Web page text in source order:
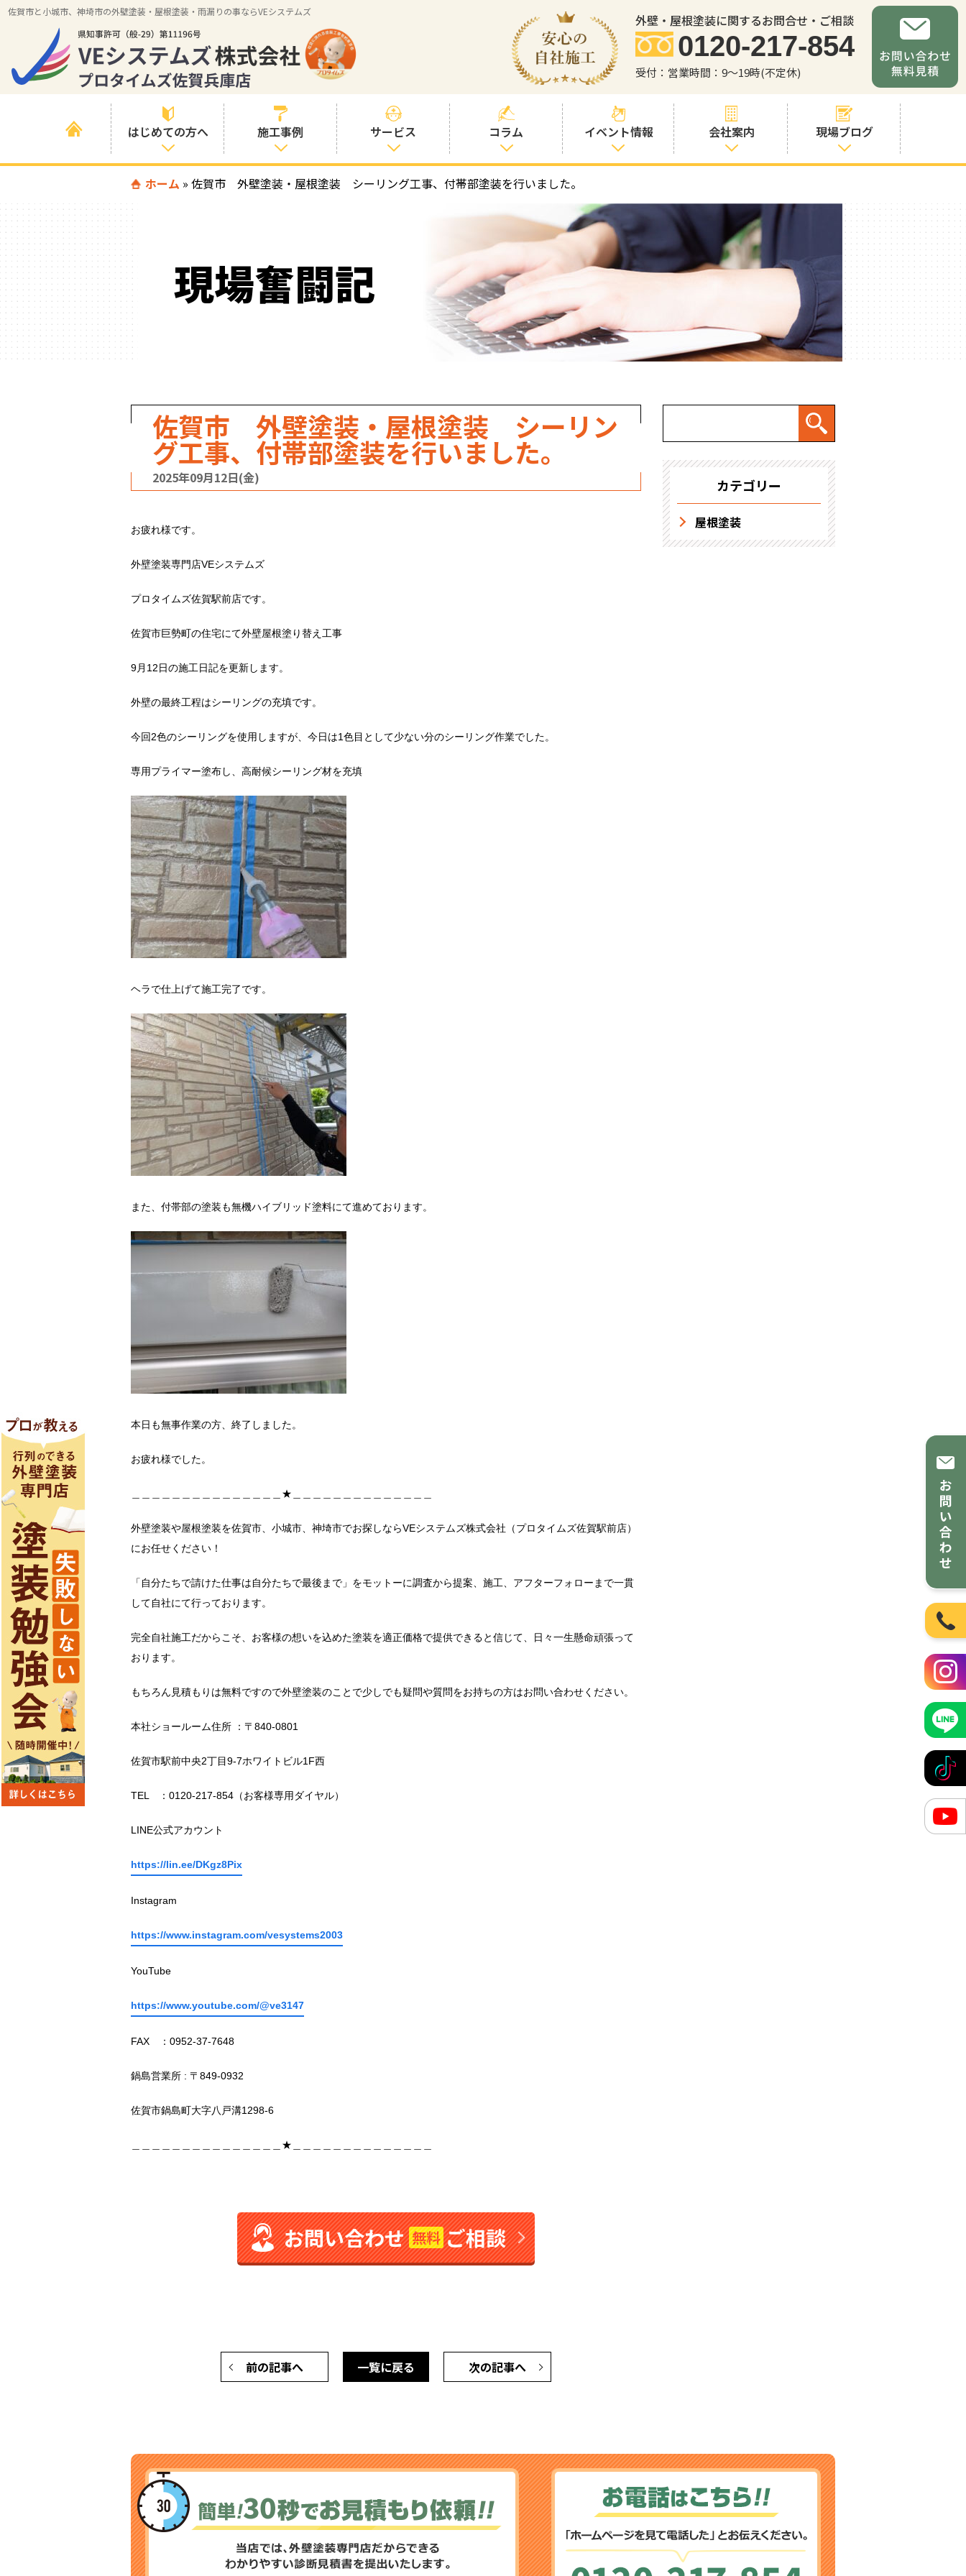
佐賀市と小城市、神埼市の外壁塗装・屋根塗装・雨漏りの事ならVEシステムズ
外壁・屋根塗装に関するお問合せ・ご相談
0120-217-854
受付：営業時間：9～19時(不定休)
はじめての方へ
はじめて外壁塗
いる方へ
喜んでいただけ
る３つの理由
施工事例
すべての事例
例
色の事例
サービス
塗装プランと価
お客様との交流
を大切に
見積書の見方
コラム
社長コラム
塗装コラム
塗料コラム
イベント情報 会社案内
職人・スタッフ
紹介
お問い合わせか
らの流れ
求人情報
現場ブログ
ホーム » 佐賀市 外壁塗装・屋根塗装 シーリング工事、付帯部塗装を行いました。
現場奮闘記
佐賀市 外壁塗装・屋根塗装 シーリン
グ工事、付帯部塗装を行いました。
2025年09月12日(金)
お疲れ様です。
外壁塗装専門店VEシステムズ
プロタイムズ佐賀駅前店です。
佐賀市巨勢町の住宅にて外壁屋根塗り替え工事
9月12日の施工日記を更新します。
外壁の最終工程はシーリングの充填です。
今回2色のシーリングを使用しますが、今日は1色目として少ない分のシーリング作業でした。
専用プライマー塗布し、高耐候シーリング材を充填
ヘラで仕上げて施工完了です。
また、付帯部の塗装も無機ハイブリッド塗料にて進めております。
本日も無事作業の方、終了しました。
お疲れ様でした。
＿＿＿＿＿＿＿＿＿＿＿＿＿＿＿★＿＿＿＿＿＿＿＿＿＿＿＿＿＿
外壁塗装や屋根塗装を佐賀市、小城市、神埼市でお探しならVEシステムズ株式会社（プロタイムズ佐賀駅前店）
にお任せください！
「自分たちで請けた仕事は自分たちで最後まで」をモットーに調査から提案、施工、アフターフォローまで一貫
して自社にて行っております。
完全自社施工だからこそ、お客様の想いを込めた塗装を適正価格で提供できると信じて、日々一生懸命頑張って
おります。
もちろん見積もりは無料ですので外壁塗装のことで少しでも疑問や質問をお持ちの方はお問い合わせください。
本社ショールーム住所 ：〒840-0801
佐賀市駅前中央2丁目9-7ホワイトビル1F西
TEL ：0120-217-854（お客様専用ダイヤル）
LINE公式アカウント
https://lin.ee/DKgz8Pix
Instagram
https://www.instagram.com/vesystems2003
YouTube
https://www.youtube.com/@ve3147
FAX ：0952-37-7648
鍋島営業所 : 〒849-0932
佐賀市鍋島町大字八戸溝1298-6
＿＿＿＿＿＿＿＿＿＿＿＿＿＿＿★＿＿＿＿＿＿＿＿＿＿＿＿＿＿
お問い合わせ無料 ご相談
前の記事へ 次の記事へ
一覧に戻る
カテゴリー
屋根塗装